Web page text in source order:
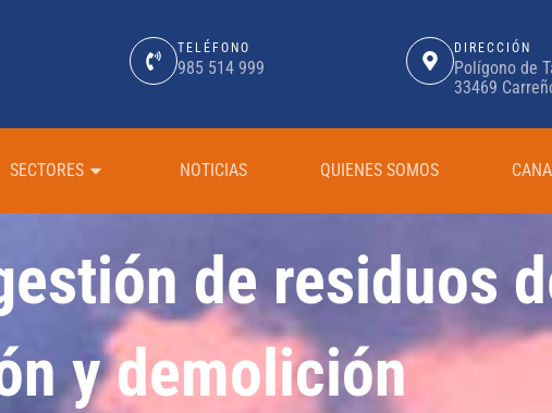
TELÉFONO
985 514 999
DIRECCIÓN
Polígono de
33469
SECTORES NOTICIAS QUIENES SOMOS
de residuos
y demolición